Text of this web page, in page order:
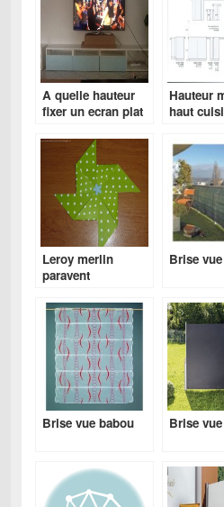
A quelle hauteur
fixer un ecran plat
Hauteur
haut
Leroy merlin
paravent
Brise
Brise vue babou Brise